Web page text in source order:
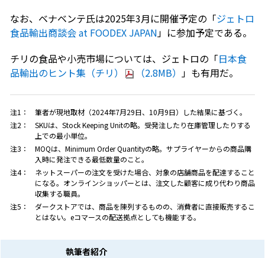
なお、ベナベンテ氏は2025年3月に開催予定の「ジェトロ
食品輸出商談会 at FOODEX JAPAN 」に参加予定である。
チリの食品や小売市場については、ジェトロの「日本食
品輸出のヒント集（チリ）
（2.8MB） 」も有用だ。
注1：
筆者が現地取材（2024年7月29日、10月9日）した結果に基づく。
注2：
SKUは、Stock Keeping Unitの略。受発注したり在庫管理したりする
上での最小単位。
注3：
MOQは、Minimum Order Quantityの略。サプライヤーからの商品購
入時に発注できる最低数量のこと。
注4：
ネットスーパーの注文を受けた場合、対象の店舗商品を配達すること
になる。オンラインショッパーとは、注文した顧客に成り代わり商品
収集する職員。
注5：
ダークストアでは、商品を陳列するものの、消費者に直接販売するこ
とはない。eコマースの配送拠点としても機能する。
執筆者紹介